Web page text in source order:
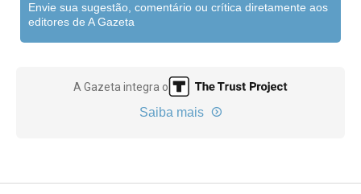
Envie sua sugestão, comentário ou crítica diretamente aos
editores de A Gazeta
A Gazeta integra o
Saiba mais